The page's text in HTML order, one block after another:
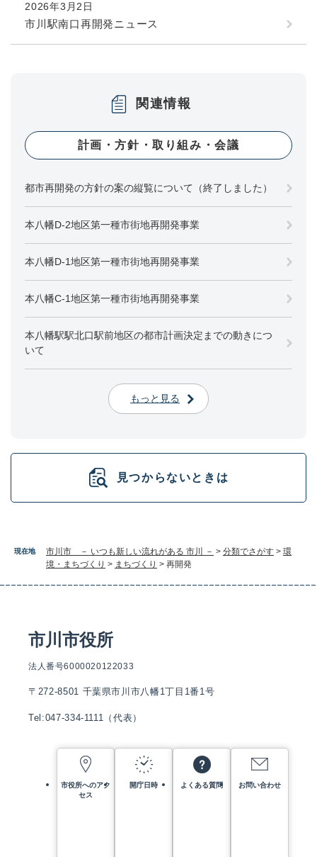
現在地 市川市 － いつも新しい流れがある 市川 － > 分類でさがす > 環
境・まちづくり > まちづくり > 再開発
2026年3月2日
市川駅南口再開発ニュース
関連情報
計画・方針・取り組み・会議
都市再開発の方針の案の縦覧について（終了しました）
本八幡D-2地区第一種市街地再開発事業
本八幡D-1地区第一種市街地再開発事業
本八幡C-1地区第一種市街地再開発事業
本八幡駅駅北口駅前地区の都市計画決定までの動きにつ
いて
もっと見る
見つからないときは
市川市役所
法人番号6000020122033
〒272-8501 千葉県市川市八幡1丁目1番1号
Tel:047-334-1111（代表）
市役所へのアク
セス
開庁日時 よくある質問 お問い合わせ